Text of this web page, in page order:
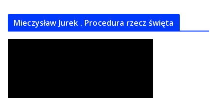
Mieczysław Jurek . Procedura rzecz święta